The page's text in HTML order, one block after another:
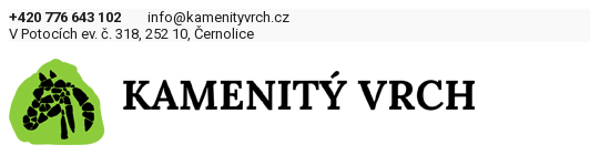
+420 776 643 102 info@kamenityvrch.cz
V Potocích ev. č. 318, 252 10, Černolice